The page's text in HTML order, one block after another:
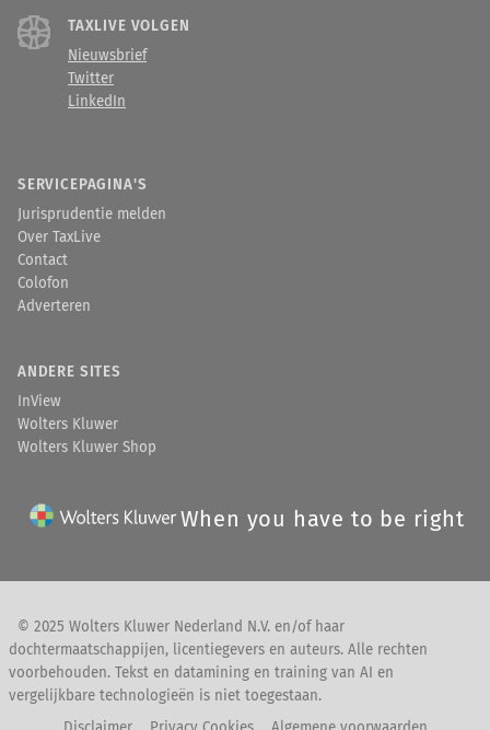
TAXLIVE VOLGEN
Nieuwsbrief
Twitter
LinkedIn
SERVICEPAGINA'S
Jurisprudentie melden
Over TaxLive
Contact
Colofon
Adverteren
ANDERE SITES
InView
Wolters Kluwer
Wolters Kluwer Shop
When you have to be right
© 2025 Wolters Kluwer Nederland N.V. en/of haar
dochtermaatschappijen, licentiegevers en auteurs. Alle rechten
voorbehouden. Tekst en datamining en training van AI en
vergelijkbare technologieën is niet toegestaan.